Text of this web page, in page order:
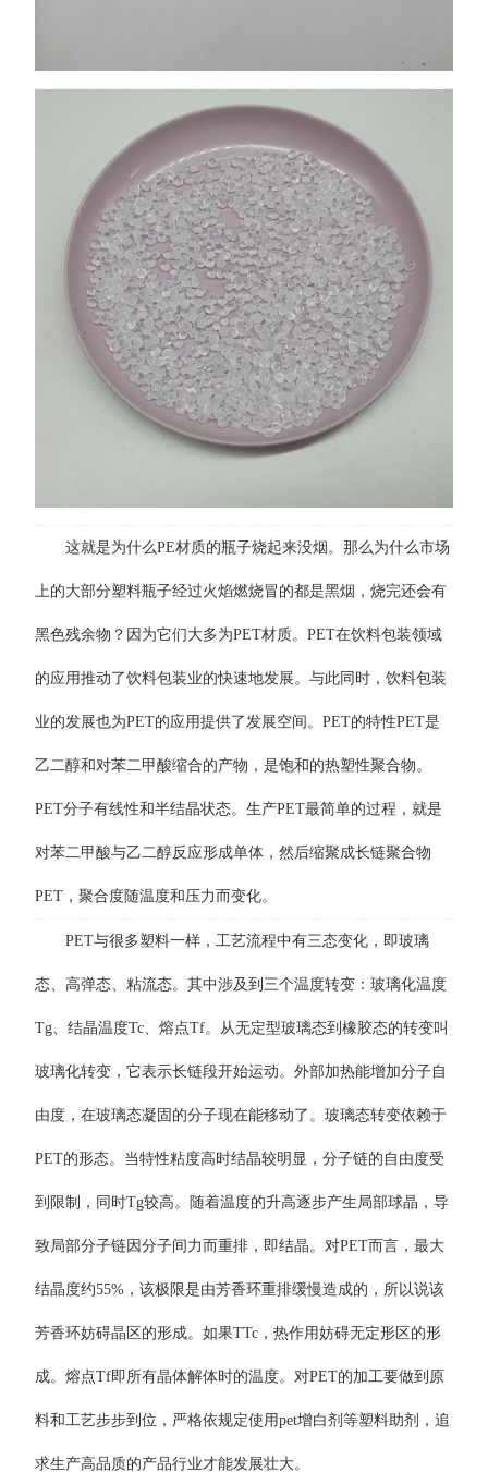
这就是为什么PE材质的瓶子烧起来没烟。那么为什么市场
上的大部分塑料瓶子经过火焰燃烧冒的都是黑烟，烧完还会有
黑色残余物？因为它们大多为PET材质。PET在饮料包装领域
的应用推动了饮料包装业的快速地发展。与此同时，饮料包装
业的发展也为PET的应用提供了发展空间。PET的特性PET是
乙二醇和对苯二甲酸缩合的产物，是饱和的热塑性聚合物。
PET分子有线性和半结晶状态。生产PET最简单的过程，就是
对苯二甲酸与乙二醇反应形成单体，然后缩聚成长链聚合物
PET，聚合度随温度和压力而变化。
PET与很多塑料一样，工艺流程中有三态变化，即玻璃
态、高弹态、粘流态。其中涉及到三个温度转变：玻璃化温度
Tg、结晶温度Tc、熔点Tf。从无定型玻璃态到橡胶态的转变叫
玻璃化转变，它表示长链段开始运动。外部加热能增加分子自
由度，在玻璃态凝固的分子现在能移动了。玻璃态转变依赖于
PET的形态。当特性粘度高时结晶较明显，分子链的自由度受
到限制，同时Tg较高。随着温度的升高逐步产生局部球晶，导
致局部分子链因分子间力而重排，即结晶。对PET而言，最大
结晶度约55%，该极限是由芳香环重排缓慢造成的，所以说该
芳香环妨碍晶区的形成。如果TTc，热作用妨碍无定形区的形
成。熔点Tf即所有晶体解体时的温度。对PET的加工要做到原
料和工艺步步到位，严格依规定使用pet增白剂等塑料助剂，追
求生产高品质的产品行业才能发展壮大。